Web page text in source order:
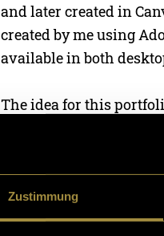
Zustimmung
and later created in
created by me using
available in both
The idea for this
does not focus on
promoting already
During my Erasmus